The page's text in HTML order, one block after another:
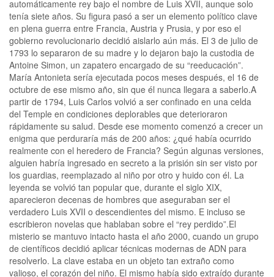
automáticamente rey bajo el nombre de Luis XVII, aunque solo
tenía siete años. Su figura pasó a ser un elemento político clave
en plena guerra entre Francia, Austria y Prusia, y por eso el
gobierno revolucionario decidió aislarlo aún más. El 3 de julio de
1793 lo separaron de su madre y lo dejaron bajo la custodia de
Antoine Simon, un zapatero encargado de su “reeducación”.
María Antonieta sería ejecutada pocos meses después, el 16 de
octubre de ese mismo año, sin que él nunca llegara a saberlo.A
partir de 1794, Luis Carlos volvió a ser confinado en una celda
del Temple en condiciones deplorables que deterioraron
rápidamente su salud. Desde ese momento comenzó a crecer un
enigma que perduraría más de 200 años: ¿qué había ocurrido
realmente con el heredero de Francia? Según algunas versiones,
alguien habría ingresado en secreto a la prisión sin ser visto por
los guardias, reemplazado al niño por otro y huido con él. La
leyenda se volvió tan popular que, durante el siglo XIX,
aparecieron decenas de hombres que aseguraban ser el
verdadero Luis XVII o descendientes del mismo. E incluso se
escribieron novelas que hablaban sobre el “rey perdido”.El
misterio se mantuvo intacto hasta el año 2000, cuando un grupo
de científicos decidió aplicar técnicas modernas de ADN para
resolverlo. La clave estaba en un objeto tan extraño como
valioso, el corazón del niño. El mismo había sido extraído durante